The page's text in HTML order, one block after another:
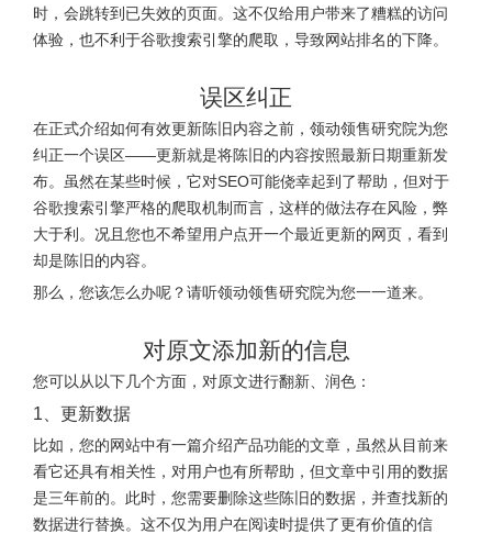
时，会跳转到已失效的页面。这不仅给用户带来了糟糕的访问
体验，也不利于谷歌搜索引擎的爬取，导致网站排名的下降。
误区纠正
在正式介绍如何有效更新陈旧内容之前，领动领售研究院为您
纠正一个误区——更新就是将陈旧的内容按照最新日期重新发
布。虽然在某些时候，它对SEO可能侥幸起到了帮助，但对于
谷歌搜索引擎严格的爬取机制而言，这样的做法存在风险，弊
大于利。况且您也不希望用户点开一个最近更新的网页，看到
却是陈旧的内容。
那么，您该怎么办呢？请听领动领售研究院为您一一道来。
对原文添加新的信息
您可以从以下几个方面，对原文进行翻新、润色：
1、更新数据
比如，您的网站中有一篇介绍产品功能的文章，虽然从目前来
看它还具有相关性，对用户也有所帮助，但文章中引用的数据
是三年前的。此时，您需要删除这些陈旧的数据，并查找新的
数据进行替换。这不仅为用户在阅读时提供了更有价值的信